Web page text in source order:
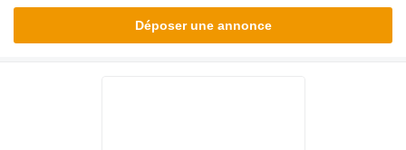
Déposer une annonce